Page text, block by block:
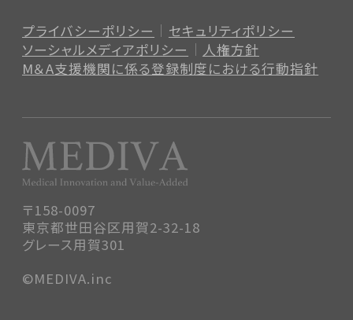
〒158-0097
東京都世田谷区用賀2-32-18
グレース用賀301
プライバシーポリシー
セキュリティポリシー
ソーシャルメディアポリシー
人権方針
M＆A支援機関に係る登録制度における行動指針
©MEDIVA.inc